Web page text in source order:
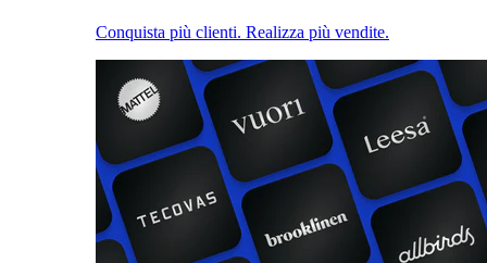
Conquista più clienti. Realizza più vendite.